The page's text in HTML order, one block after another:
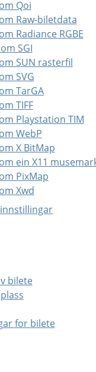
Qoi
Raw-biletdata
Radiance RGBE
SGI
SUN rasterfil
SVG
TarGA
TIFF
Playstation TIM
WebP
X BitMap
ein X11
PixMap
Xwd
bilete
for bilete